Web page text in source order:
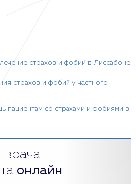
страхов и фобий в Лиссабоне
страхов и фобий у частного
пациентам со страхами и фобиями в
врача-
онлайн